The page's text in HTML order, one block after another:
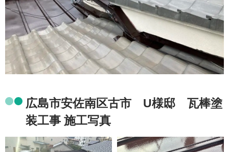
広島市安佐南区古市 U様邸 瓦棒塗
装工事 施工写真